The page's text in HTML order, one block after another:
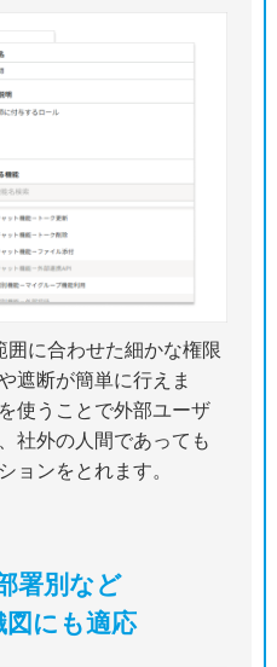
囲に合わせた細かな権限
遮断が簡単に行えま
使うことで外部ユーザ
社外の人間であっても
ョンをとれます。
署別など
図にも適応